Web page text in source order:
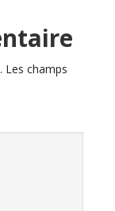
Les champs